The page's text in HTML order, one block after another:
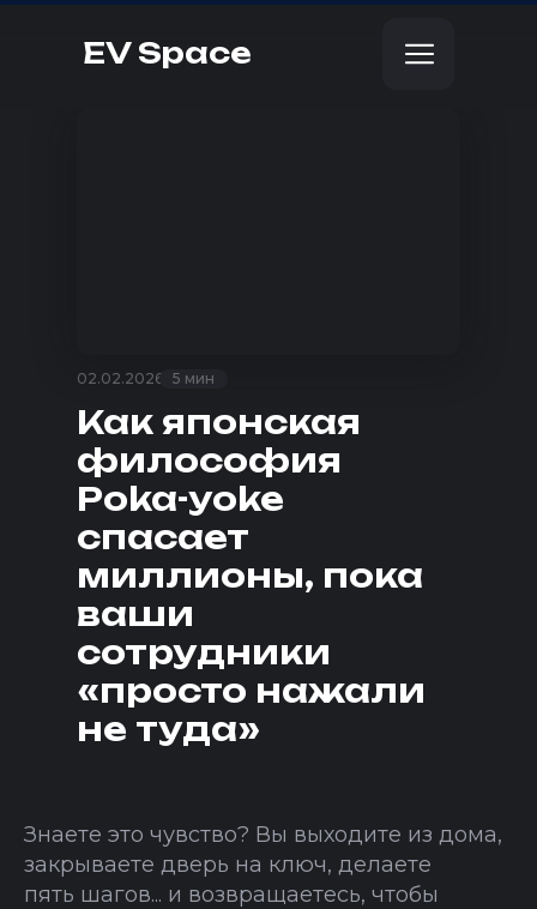
EV Space
02.02.2026 5 мин
Как японская
философия
Poka-yoke
спасает
миллионы, пока
ваши
сотрудники
«просто нажали
не туда»
Знаете это чувство? Вы выходите из дома,
закрываете дверь на ключ, делаете
пять шагов... и возвращаетесь, чтобы